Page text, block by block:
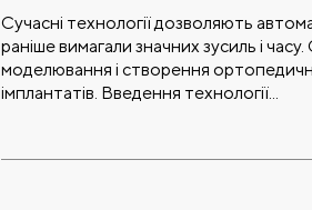
Сучасні технології дозволяють
раніше вимагали значних зусиль і
моделювання і створення
імплантатів. Введення технології...